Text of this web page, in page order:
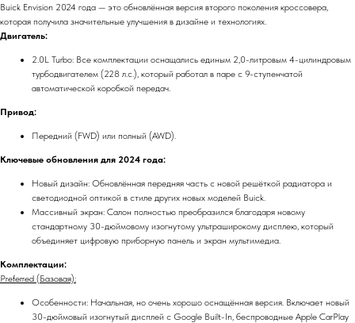
Buick Envision 2024 года — это обновлённая версия второго поколения кроссовера,
которая получила значительные улучшения в дизайне и технологиях.
Двигатель:
2.0L Turbo: Все комплектации оснащались единым 2,0-литровым 4-цилиндровым
турбодвигателем (228 л.с.), который работал в паре с 9-ступенчатой
автоматической коробкой передач.
Привод:
Передний (FWD) или полный (AWD).
Ключевые обновления для 2024 года:
Новый дизайн: Обновлённая передняя часть с новой решёткой радиатора и
светодиодной оптикой в стиле других новых моделей Buick.
Массивный экран: Салон полностью преобразился благодаря новому
стандартному 30-дюймовому изогнутому ультраширокому дисплею, который
объединяет цифровую приборную панель и экран мультимедиа.
Комплектации:
Preferred (Базовая):
Особенности: Начальная, но очень хорошо оснащённая версия. Включает новый
30-дюймовый изогнутый дисплей с Google Built-In, беспроводные Apple CarPlay